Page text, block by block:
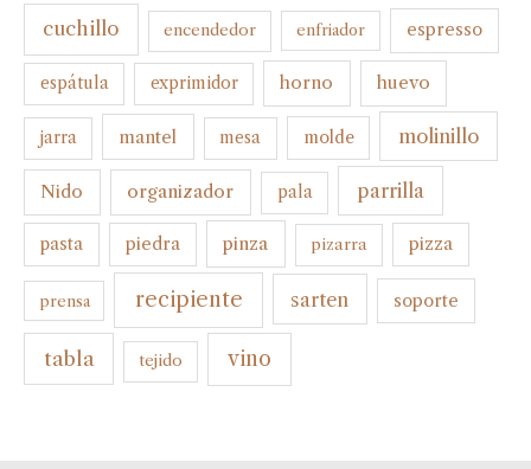
cuchillo encendedor enfriador espresso
espátula exprimidor horno huevo
jarra mantel mesa molde molinillo
Nido organizador pala parrilla
pasta piedra pinza pizarra pizza
prensa recipiente sarten soporte
tabla tejido vino